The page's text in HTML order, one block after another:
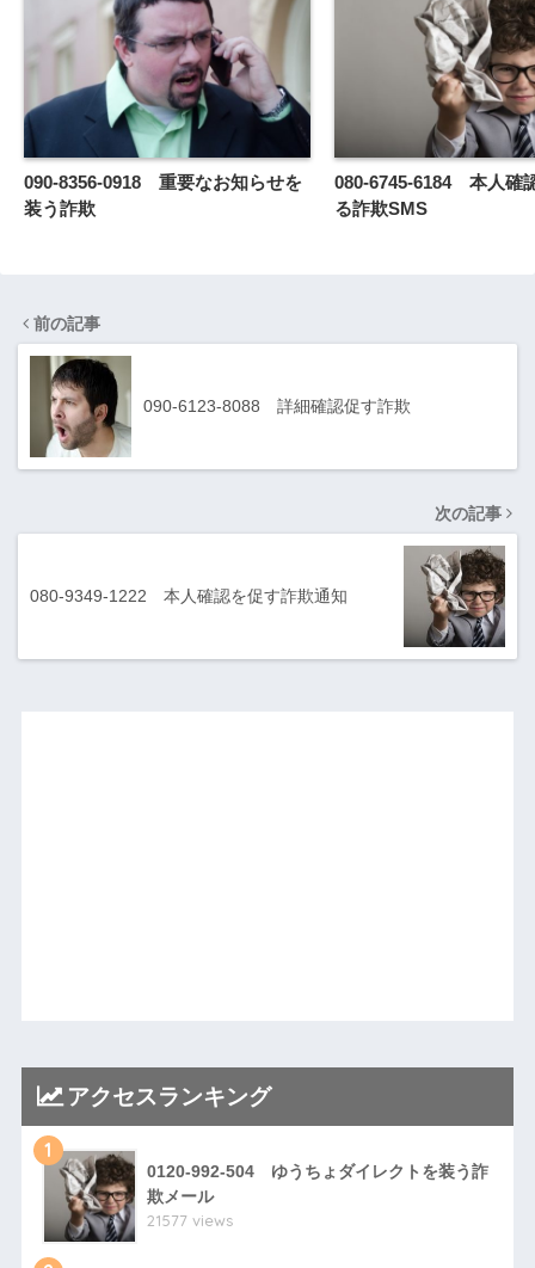
090-8356-0918 重要なお知らせを
装う詐欺
080-6745-6184 本人確
る詐欺SMS
前の記事
090-6123-8088 詳細確認促す詐欺
次の記事
080-9349-1222 本人確認を促す詐欺通知
アクセスランキング
1
0120-992-504 ゆうちょダイレクトを装う詐
欺メール
21577 views